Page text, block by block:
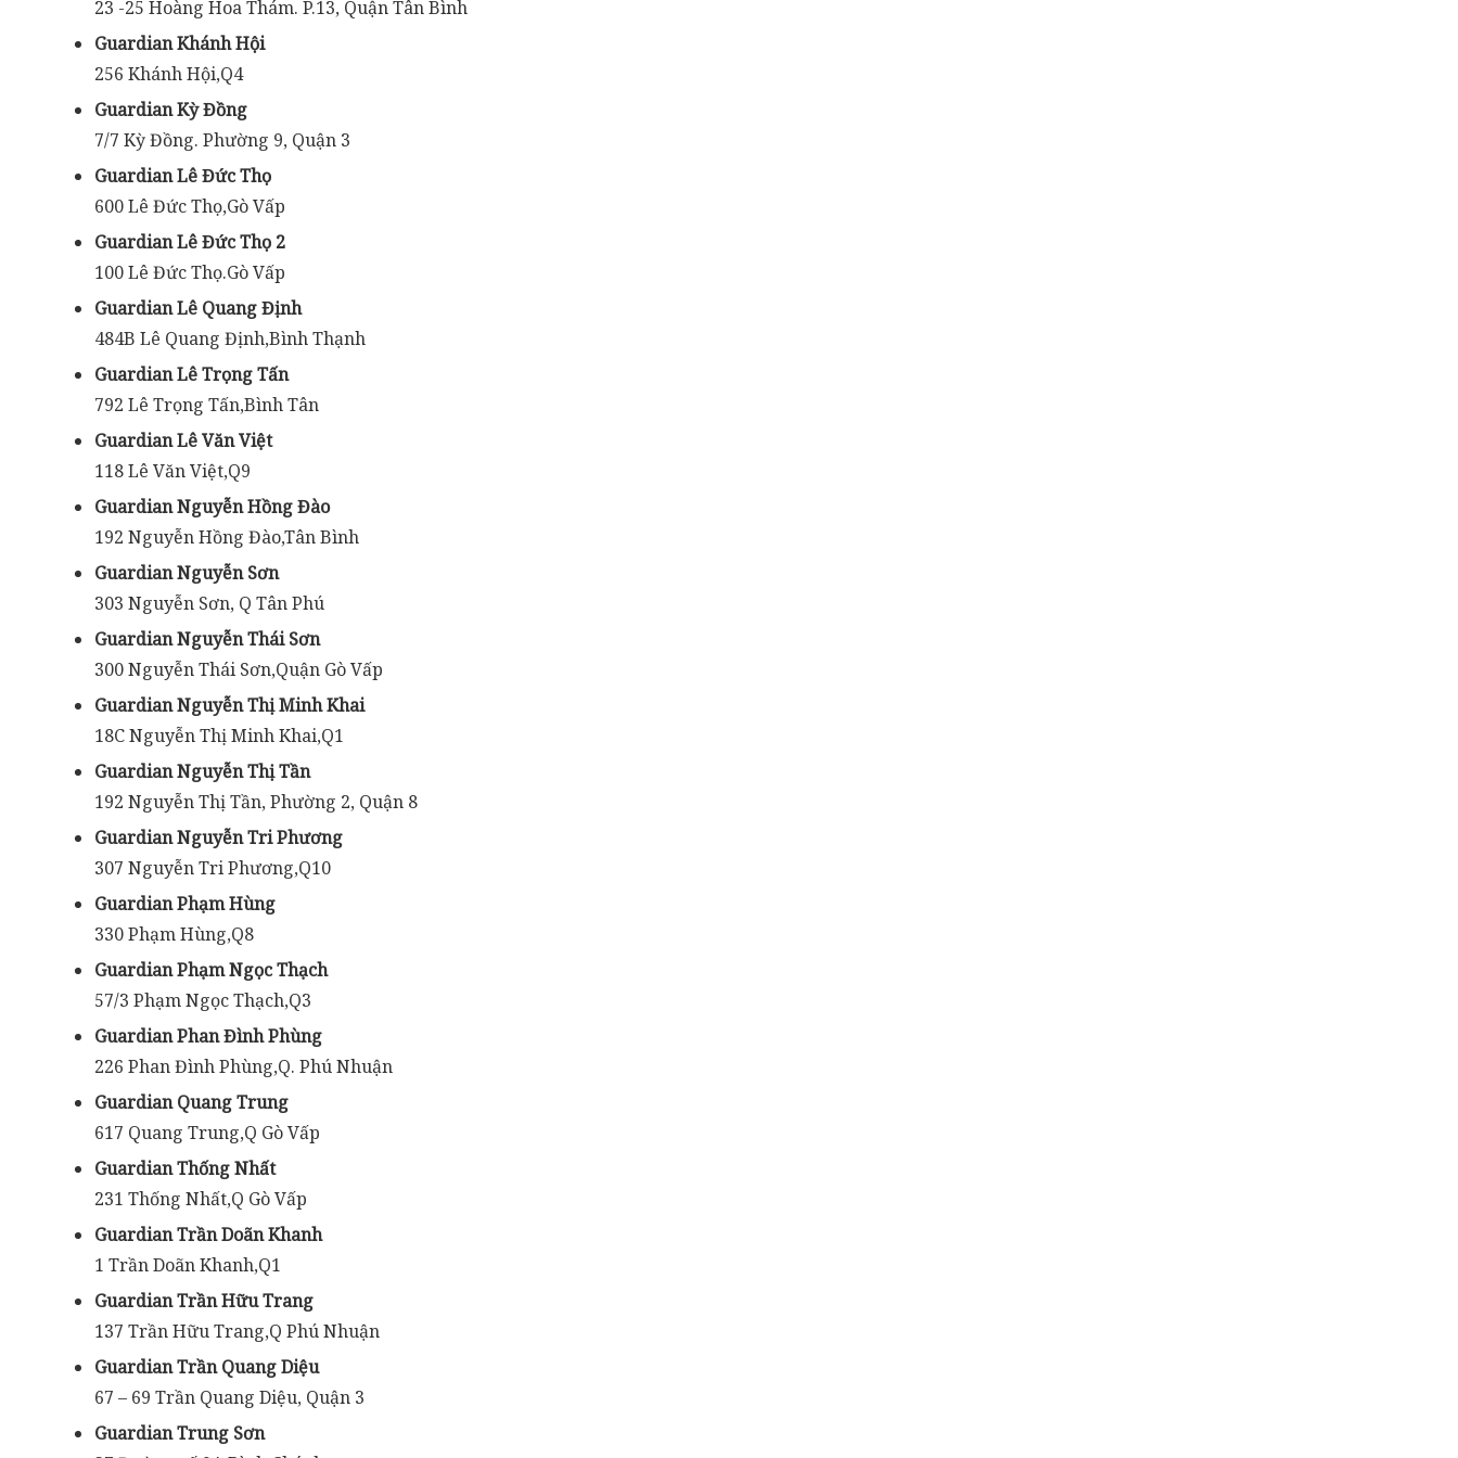
23 -25 Hoàng Hoa Thám. P.13, Quận Tân Bình
Guardian Khánh Hội
256 Khánh Hội,Q4
Guardian Kỳ Đồng
7/7 Kỳ Đồng. Phường 9, Quận 3
Guardian Lê Đức Thọ
600 Lê Đức Thọ,Gò Vấp
Guardian Lê Đức Thọ 2
100 Lê Đức Thọ.Gò Vấp
Guardian Lê Quang Định
484B Lê Quang Định,Bình Thạnh
Guardian Lê Trọng Tấn
792 Lê Trọng Tấn,Bình Tân
Guardian Lê Văn Việt
118 Lê Văn Việt,Q9
Guardian Nguyễn Hồng Đào
192 Nguyễn Hồng Đào,Tân Bình
Guardian Nguyễn Sơn
303 Nguyễn Sơn, Q Tân Phú
Guardian Nguyễn Thái Sơn
300 Nguyễn Thái Sơn,Quận Gò Vấp
Guardian Nguyễn Thị Minh Khai
18C Nguyễn Thị Minh Khai,Q1
Guardian Nguyễn Thị Tần
192 Nguyễn Thị Tần, Phường 2, Quận 8
Guardian Nguyễn Tri Phương
307 Nguyễn Tri Phương,Q10
Guardian Phạm Hùng
330 Phạm Hùng,Q8
Guardian Phạm Ngọc Thạch
57/3 Phạm Ngọc Thạch,Q3
Guardian Phan Đình Phùng
226 Phan Đình Phùng,Q. Phú Nhuận
Guardian Quang Trung
617 Quang Trung,Q Gò Vấp
Guardian Thống Nhất
231 Thống Nhất,Q Gò Vấp
Guardian Trần Doãn Khanh
1 Trần Doãn Khanh,Q1
Guardian Trần Hữu Trang
137 Trần Hữu Trang,Q Phú Nhuận
Guardian Trần Quang Diệu
67 – 69 Trần Quang Diệu, Quận 3
Guardian Trung Sơn